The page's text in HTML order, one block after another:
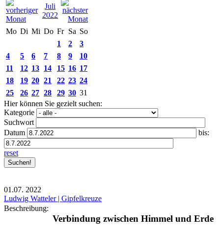
Juli
2022
Mo Di Mi Do Fr Sa So
1
2
3
4
5 6 7 8 9
10
11
12 13 14 15 16 17
18
19 20 21 22 23 24
25
26 27 28 29 30 31
Hier können Sie gezielt suchen:
Kategorie
Suchwort
Datum
bis:
reset
01.07. 2022
Ludwig Watteler | Gipfelkreuze
Beschreibung:
Verbindung zwischen Himmel und Erde